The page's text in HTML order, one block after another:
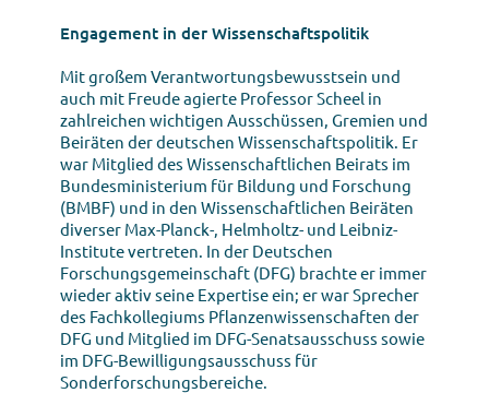
Engagement in der Wissenschaftspolitik
Mit großem Verantwortungsbewusstsein und
auch mit Freude agierte Professor Scheel in
zahlreichen wichtigen Ausschüssen, Gremien und
Beiräten der deutschen Wissenschaftspolitik. Er
war Mitglied des Wissenschaftlichen Beirats im
Bundesministerium für Bildung und Forschung
(BMBF) und in den Wissenschaftlichen Beiräten
diverser Max-Planck-, Helmholtz- und Leibniz-
Institute vertreten. In der Deutschen
Forschungsgemeinschaft (DFG) brachte er immer
wieder aktiv seine Expertise ein; er war Sprecher
des Fachkollegiums Pflanzenwissenschaften der
DFG und Mitglied im DFG-Senatsausschuss sowie
im DFG-Bewilligungsausschuss für
Sonderforschungsbereiche.